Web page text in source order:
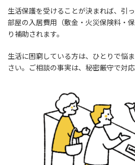
生活保護を受けることが決まれば、引
部屋の入居費用（敷金・火災保険料・
り補助されます。
生活に困窮している方は、ひとりで悩
さい。ご相談の事実は、秘密厳守で対